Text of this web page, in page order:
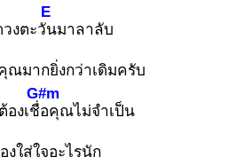
วงตะวัน
E
มาลาลับ
ณมากยิ่งกว่าเดิมครับ
งเชื่อ
G#m
คุณไม่จำเป็น
งใส่ใจอะไรนัก